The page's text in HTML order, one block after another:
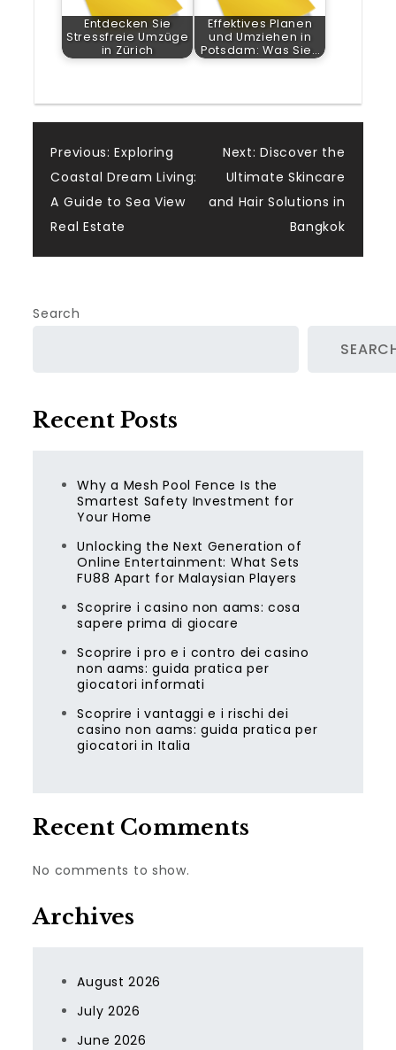
Entdecken Sie
Stressfreie Umzüge
in Zürich
Effektives Planen
und Umziehen in
Potsdam: Was Sie…
Post
navigation
Previous: Exploring
Coastal Dream Living:
A Guide to Sea View
Real Estate
Next: Discover the
Ultimate Skincare
and Hair Solutions in
Bangkok
Search
Recent Posts
Why a Mesh Pool Fence Is the
Smartest Safety Investment for
Your Home
Unlocking the Next Generation of
Online Entertainment: What Sets
FU88 Apart for Malaysian Players
Scoprire i casino non aams: cosa
sapere prima di giocare
Scoprire i pro e i contro dei casino
non aams: guida pratica per
giocatori informati
Scoprire i vantaggi e i rischi dei
casino non aams: guida pratica per
giocatori in Italia
Recent Comments
No comments to show.
Archives
August 2026
July 2026
June 2026